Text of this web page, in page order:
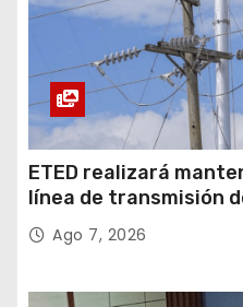
ETED realizará
línea de transmisión
Ago 7, 2026